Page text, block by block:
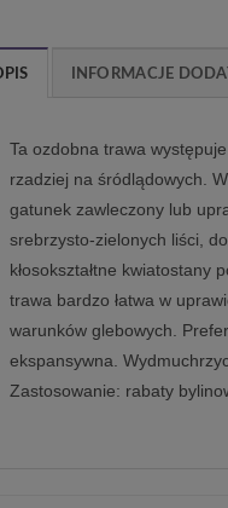
INFORMACJE
Ta ozdobna trawa
rzadziej na śródlądowych.
gatunek zawleczony lub
srebrzysto-zielonych liści,
kłosokształtne
trawa bardzo łatwa w
warunków glebowych.
ekspansywna.
Zastosowanie: rabaty